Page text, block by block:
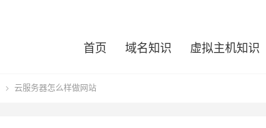
首页 域名知识 虚拟主机知识
 云服务器怎么样做网站